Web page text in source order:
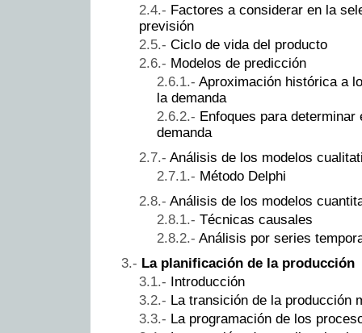
Factores a considerar en la
previsión
Ciclo de vida del producto
Modelos de predicción
Aproximación histórica a
la demanda
Enfoques para determinar
demanda
Análisis de los modelos
Método Delphi
Análisis de los modelos
Técnicas causales
Análisis por series
La planificación de la producción
Introducción
La transición de la producción
La programación de los